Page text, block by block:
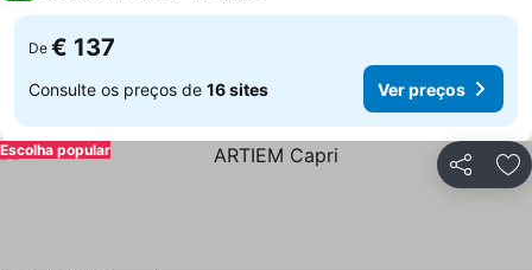
De € 137
Consulte os preços de 16 sites Ver preços
Partilhar
Escolha popular